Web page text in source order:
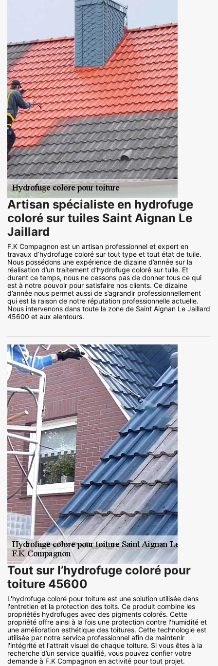
Artisan spécialiste en hydrofuge
coloré sur tuiles Saint Aignan Le
Jaillard
F.K Compagnon est un artisan professionnel et expert en
travaux d’hydrofuge coloré sur tout type et tout état de tuile.
Nous possédons une expérience de dizaine d’année sur la
réalisation d’un traitement d’hydrofuge coloré sur tuile. Et
durant ce temps, nous ne cessons pas de donner tous ce qui
est à notre pouvoir pour satisfaire nos clients. Ce dizaine
d’année nous permet aussi de s’agrandir professionnellement
qui est la raison de notre réputation professionnelle actuelle.
Nous intervenons dans toute la zone de Saint Aignan Le Jaillard
45600 et aux alentours.
Tout sur l’hydrofuge coloré pour
toiture 45600
L'hydrofuge coloré pour toiture est une solution utilisée dans
l'entretien et la protection des toits. Ce produit combine les
propriétés hydrofuges avec des pigments colorés. Cette
propriété offre ainsi à la fois une protection contre l'humidité et
une amélioration esthétique des toitures. Cette technologie est
utilisée par notre service professionnel afin de maintenir
l'intégrité et l'attrait visuel de chaque toiture. Si vous êtes à la
recherche d’un service qualifié, vous pouvez confier votre
demande à F.K Compagnon en activité pour tout projet.